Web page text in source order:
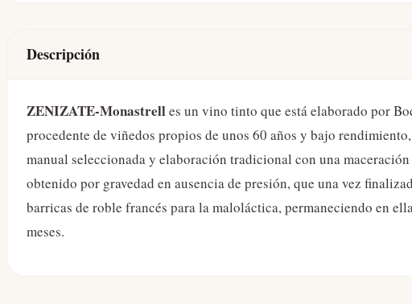
Descripción
ZENIZATE-Monastrelles un vino tinto que está elaborado por
procedente de viñedos propios de unos 60 años y bajo
manual seleccionada y elaboración tradicional con una
obtenido por gravedad en ausencia de presión, que una vez
barricas de roble francés para la maloláctica, permaneciendo en
meses.